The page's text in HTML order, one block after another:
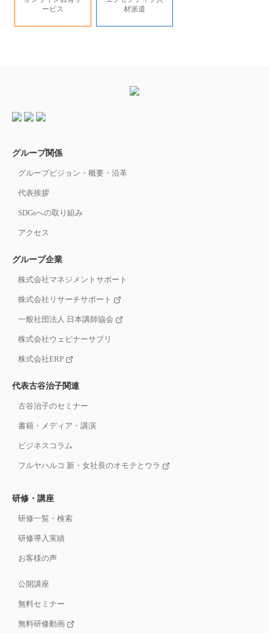
ービス
材派遣
グループ関係
グループビジョン・概要・沿革
代表挨拶
SDGsへの取り組み
アクセス
グループ企業
株式会社マネジメントサポート
株式会社リサーチサポート
一般社団法人 日本講師協会
株式会社ウェビナーサプリ
株式会社ERP
代表古谷治子関連
古谷治子のセミナー
書籍・メディア・講演
ビジネスコラム
フルヤハルコ 新・女社長のオモテとウラ
研修・講座
研修一覧・検索
研修導入実績
お客様の声
公開講座
無料セミナー
無料研修動画